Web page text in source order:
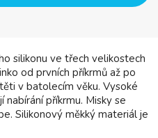
silikonu ve třech velikostech
od prvních příkrmů až po
v batolecím věku. Vysoké
příkrmu. Misky se
Silikonový měkký materiál je